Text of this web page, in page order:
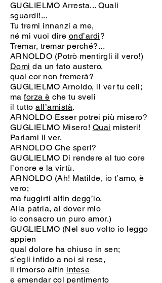
GUGLIELMO Arresta... Quali
sguardi!...
Tu tremi innanzi a me,
né mi vuoi dire ond’ardi?
Tremar, tremar perché?...
ARNOLDO (Potrò mentirgli il vero!)
Domi da un fato austero,
qual cor non fremerà?
GUGLIELMO Arnoldo, il ver tu celi;
maforza è che tu sveli
il tuttoall’amistà.
ARNOLDO Esser potrei più misero?
GUGLIELMO Misero! Quai misteri!
Parlami il ver.
ARNOLDO Che speri?
GUGLIELMO Di rendere al tuo core
l’onore e la virtù.
ARNOLDO (Ah! Matilde, io t’amo, è
vero;
ma fuggirti alfin degg’io.
Alla patria, al dover mio
io consacro un puro amor.)
GUGLIELMO (Nel suo volto io leggo
appien
qual dolore ha chiuso in sen;
s’egli infido a noi si rese,
il rimorso alfin intese
e emendar col pentimento